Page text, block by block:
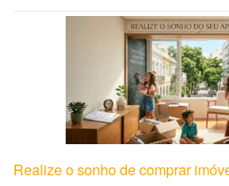
Realize o sonho de comprar